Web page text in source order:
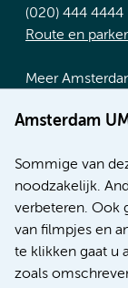
Amsterdam
Sommige van
noodzakelijk.
verbeteren. Ook
van filmpjes en
te klikken gaat u
zoals
(020) 444 4444
Route en
Meer
Werken bij
Nieuws
Research
Educatie
Educatie